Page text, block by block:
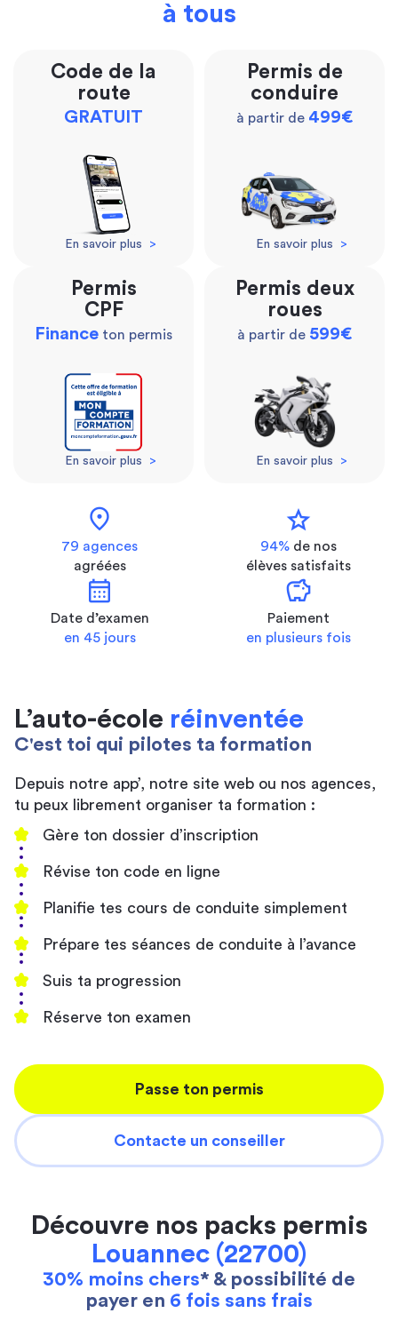
à tous
Code de la
route
GRATUIT
En savoir plus >
Permis de
conduire
à partir de 499€
En savoir plus >
Permis
CPF
Finance ton permis
En savoir plus >
Permis deux
roues
à partir de 599€
En savoir plus >
location_on
79 agences
agréées
star
94% de nos
élèves satisfaits
calendar_month
Date d’examen
en 45 jours
savings
Paiement
en plusieurs fois
L’auto-école réinventée
C'est toi qui pilotes ta formation
Depuis notre app’, notre site web ou nos agences,
tu peux librement organiser ta formation :
Gère ton dossier d’inscription
Révise ton code en ligne
Planifie tes cours de conduite simplement
Prépare tes séances de conduite à l’avance
Suis ta progression
Réserve ton examen
Passe ton permis
Contacte un conseiller
Découvre nos packs permis
Louannec (22700)
30% moins chers* & possibilité de
payer en 6 fois sans frais